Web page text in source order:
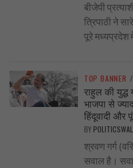
बीजेपी
त्रिपाठी ने
पूरे मध्यप्रदेश
TOP BANNER /
राहुल की
भाजपा से
हिंदूवादी और
BY
श्रवण गर्ग
सवाल है।